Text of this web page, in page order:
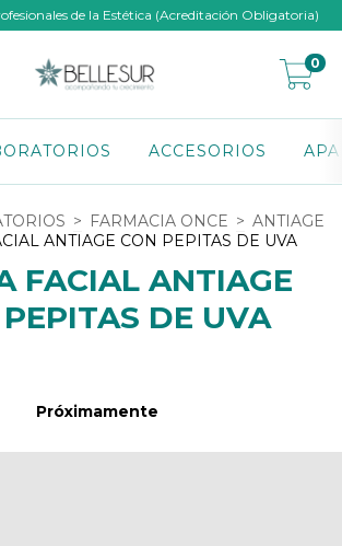
de la Estética (Acreditación Obligatoria)
0
ACCESORIOS
> FARMACIA ONCE > ANTIAGE
ANTIAGE CON PEPITAS DE UVA
FACIAL ANTIAGE
DE UVA
Próximamente